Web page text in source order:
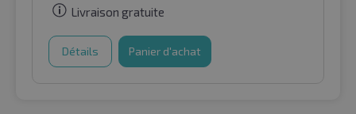
Livraison gratuite
Détails Panier d'achat